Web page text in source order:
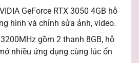
GeForce RTX 3050 4GB hỗ
hình và chỉnh sửa ảnh, video.
gồm 2 thanh 8GB, hỗ
nhiều ứng dụng cùng lúc ổn